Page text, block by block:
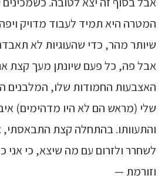
המטרה היא תמיד לעבוד מדויק
שיותר מהר, כדי שהעוגיות לא
אבל פה, כל פעם שיונתן מעך קצת
האצבעות החמודות שלו, המלבנים
שלי (מראש הם לא היו מדהימים)
והתעוותו. בהתחלה קצת
לשחרר ולזרום עם מה שיצא, כי אני
וזורמת —